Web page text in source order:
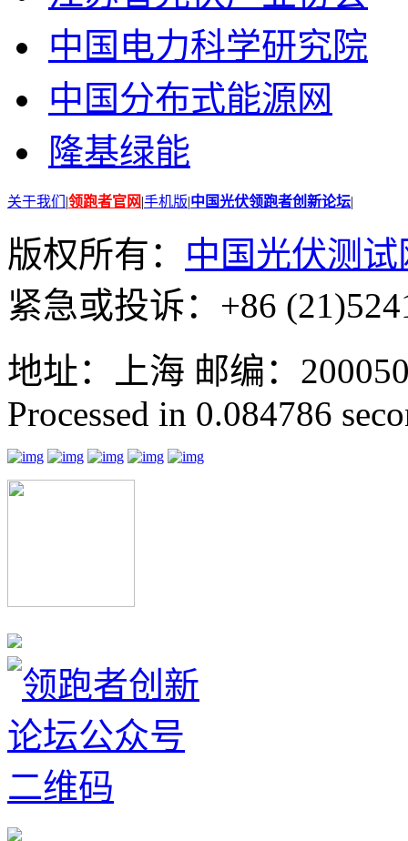
中国电力科学研究院
中国分布式能源网
隆基绿能
关于我们 |领跑者官网|手机版|中国光伏领跑者创新论坛|
版权所有： 中国光伏测试
紧急或投诉：+86
地址：上海 邮编：
Processed in 0.084786